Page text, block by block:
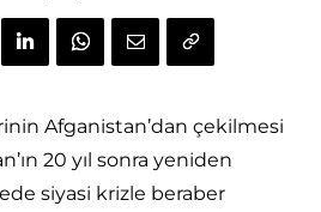
Afganistan’dan çekilmesi
20 yıl sonra yeniden
siyasi krizle beraber